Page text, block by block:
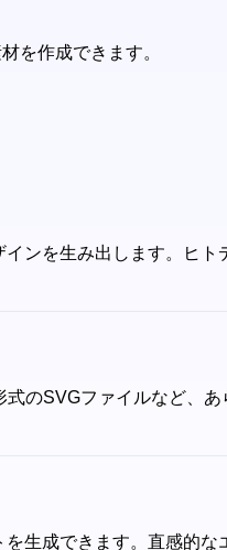
を作成できます。
ンを生み出します。ヒ
のSVGファイルなど、
生成できます。直感的